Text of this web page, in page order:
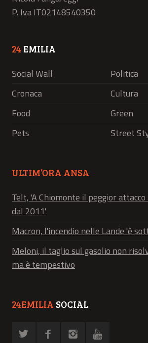
P. Iva IT02148540350
24 EMILIA
Social Wall
Politica
Cronaca
Cultura
Food
Green
Pets
Street
ULTIM’ORA ANSA
Telt, 'A Chiomonte il peggior
dal 2011'
Macron, l'incendio nelle Lande 'è
Meloni, il taglio sul gasolio non
ma è tempestivo
24EMILIA SOCIAL